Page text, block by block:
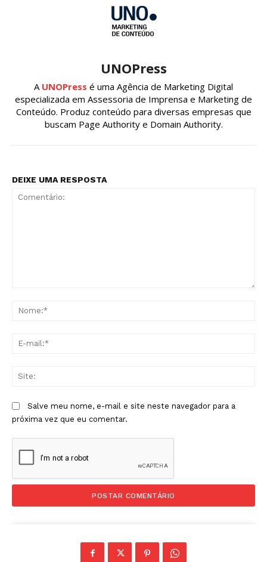
UNOPress
A UNOPress é uma Agência de Marketing Digital
especializada em Assessoria de Imprensa e Marketing de
Conteúdo. Produz conteúdo para diversas empresas que
buscam Page Authority e Domain Authority.
DEIXE UMA RESPOSTA
Salve meu nome, e-mail e site neste navegador para a
próxima vez que eu comentar.